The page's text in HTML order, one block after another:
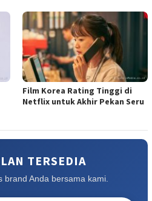
Film Korea Rating Tinggi di
Netflix untuk Akhir Pekan Seru
TERSEDIA
brand Anda bersama kami.